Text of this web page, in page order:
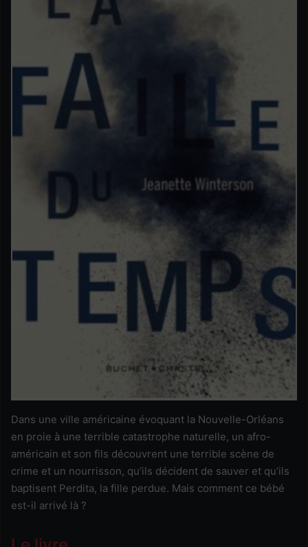
Dans une ville américaine évoquant la Nouvelle-Orléans
en proie à une terrible catastrophe naturelle, un afro-
américain et son fils découvrent une terrible scène de
crime et un nourrisson, qu’ils décident de sauver et qu’ils
baptisent Perdita, la fille perdue. Mais comment ce bébé
est-il arrivé là ?